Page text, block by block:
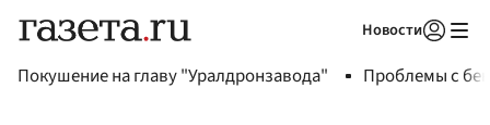
Новости
Покушение на главу "Уралдронзавода" Проблемы с